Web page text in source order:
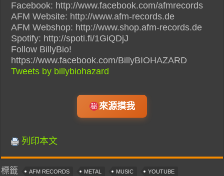
Facebook: http://www.facebook.com/afmrecords
AFM Website: http://www.afm-records.de
AFM Webshop: http://www.shop.afm-records.de
Spotify: http://spoti.fi/1GiQDjJ
Follow BillyBio!
https://www.facebook.com/BillyBIOHAZARD
Tweets by billybiohazard
來源摸我
列印本文
標籤 AFM RECORDS METAL MUSIC YOUTUBE